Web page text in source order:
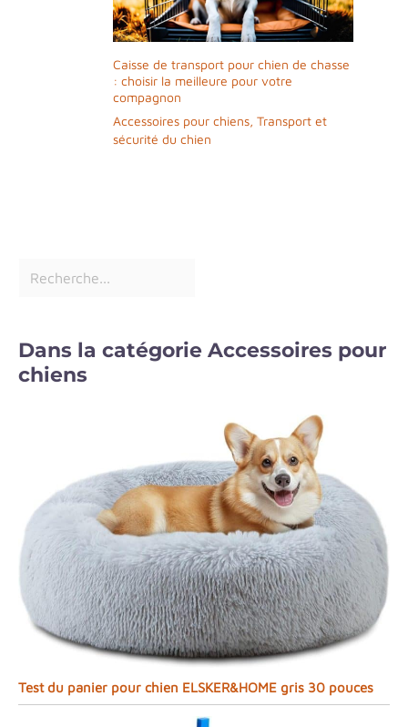
Caisse de transport pour chien de chasse
: choisir la meilleure pour votre
compagnon
Accessoires pour chiens, Transport et
sécurité du chien
Dans la catégorie Accessoires pour
chiens
Test du panier pour chien ELSKER&HOME gris 30 pouces